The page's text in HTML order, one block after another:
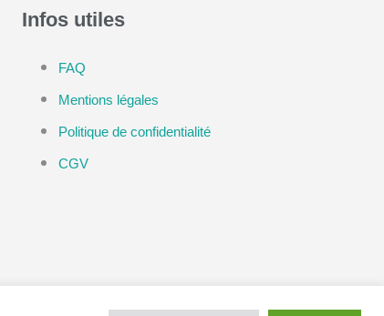
Infos utiles
FAQ
Mentions légales
Politique de confidentialité
CGV